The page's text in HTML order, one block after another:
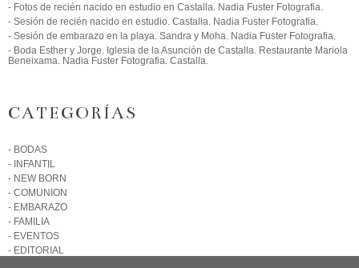
- Fotos de recién nacido en estudio en Castalla. Nadia Fuster Fotografia.
- Sesión de recién nacido en estudio. Castalla. Nadia Fuster Fotografia.
- Sesión de embarazo en la playa. Sandra y Moha. Nadia Fuster Fotografia.
- Boda Esther y Jorge. Iglesia de la Asunción de Castalla. Restaurante Mariola
Beneixama. Nadia Fuster Fotografia. Castalla.
CATEGORÍAS
- BODAS
- INFANTIL
- NEW BORN
- COMUNION
- EMBARAZO
- FAMILIA
- EVENTOS
- EDITORIAL